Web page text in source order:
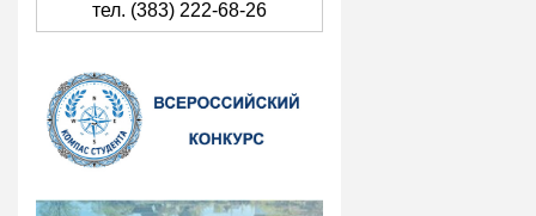
тел. (383) 222-68-26